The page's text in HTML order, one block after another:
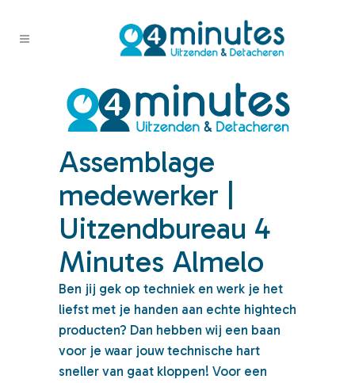
Assemblage
medewerker |
Uitzendbureau 4
Minutes Almelo
Ben jij gek op techniek en werk je het
liefst met je handen aan echte hightech
producten? Dan hebben wij een baan
voor je waar jouw technische hart
sneller van gaat kloppen! Voor een